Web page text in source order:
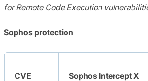
for Remote Code Execution
Sophos protection
CVE
Sophos Intercept X